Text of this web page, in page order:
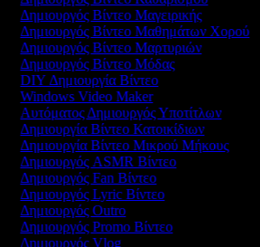
Δημιουργός Βίντεο Μαγειρικής
Δημιουργός Βίντεο Μαθημάτων Χορού
Δημιουργός Βίντεο Μαρτυριών
Δημιουργός Βίντεο Μόδας
DIY Δημιουργία Βίντεο
Windows Video Maker
Αυτόματος Δημιουργός Υποτίτλων
Δημιουργία Βίντεο Κατοικίδιων
Δημιουργία Βίντεο Μικρού Μήκους
Δημιουργός ASMR Βίντεο
Δημιουργός Fan Βίντεο
Δημιουργός Lyric Βίντεο
Δημιουργός Outro
Δημιουργός Promo Βίντεο
Δημιουργός Vlog